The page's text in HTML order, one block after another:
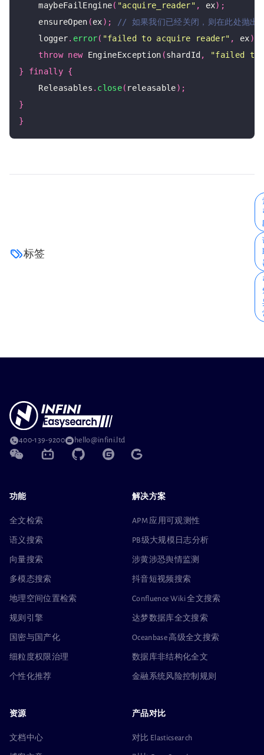
    maybeFailEngine
( "acquire_reader" , ex);
    ensureOpen
(ex);
    logger
. error( "failed to acquire reader" , ex);
throw new EngineException (shardId ,
"failed to
}
finally {
    Releasables
. close( releasable);
}
}
标签
400-139-9200 hello@infini.ltd
功能
全文检索
语义搜索
向量搜索
多模态搜索
地理空间位置检索
规则引擎
国密与国产化
细粒度权限治理
个性化推荐
解决方案
APM 应用可观测性
PB级大规模日志分析
涉黄涉恐舆情监测
抖音短视频搜索
Confluence Wiki 全文搜索
达梦数据库全文搜索
Oceanbase 高级全文搜索
数据库非结构化全文
金融系统风险控制规则
资源
文档中心
产品对比
对比 Elasticsearch